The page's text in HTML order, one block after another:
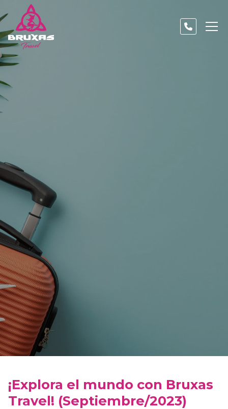
¡Explora el mundo con Bruxas
Travel! (Septiembre/2023)